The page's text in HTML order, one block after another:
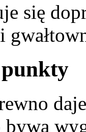
się